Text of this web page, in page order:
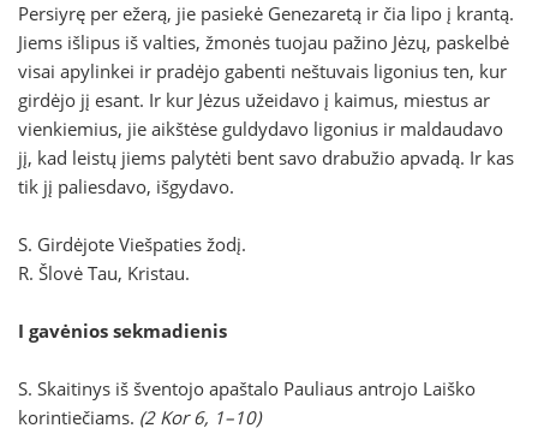
Persiyrę per ežerą, jie pasiekė Genezaretą ir čia lipo į krantą.
Jiems išlipus iš valties, žmonės tuojau pažino Jėzų, paskelbė
visai apylinkei ir pradėjo gabenti neštuvais ligonius ten, kur
girdėjo jį esant. Ir kur Jėzus užeidavo į kaimus, miestus ar
vienkiemius, jie aikštėse guldydavo ligonius ir maldaudavo
jį, kad leistų jiems palytėti bent savo drabužio apvadą. Ir kas
tik jį paliesdavo, išgydavo.
S. Girdėjote Viešpaties žodį.
R. Šlovė Tau, Kristau.
I gavėnios sekmadienis
S. Skaitinys iš šventojo apaštalo Pauliaus antrojo Laiško
korintiečiams. (2 Kor 6, 1–10)